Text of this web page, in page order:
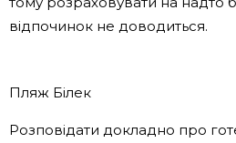
відпочинок не доводиться.
Пляж Білек
Розповідати докладно про